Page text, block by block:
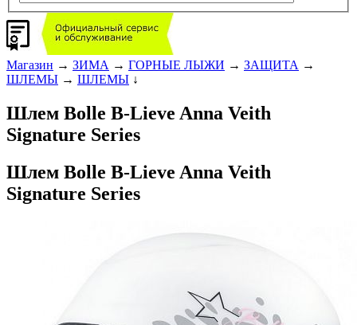
Магазин → ЗИМА → ГОРНЫЕ ЛЫЖИ → ЗАЩИТА →
ШЛЕМЫ → ШЛЕМЫ ↓
Шлем Bolle B-Lieve Anna Veith
Signature Series
Шлем Bolle B-Lieve Anna Veith
Signature Series